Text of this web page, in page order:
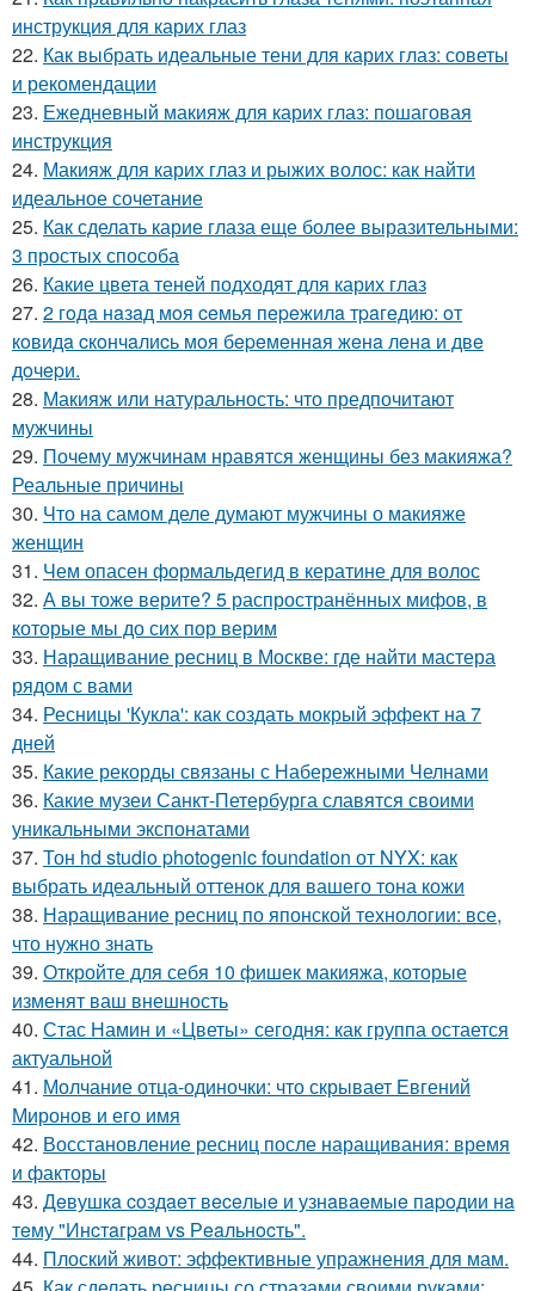
инструкция для карих глаз
22. Как выбрать идеальные тени для карих глаз: советы
и рекомендации
23. Ежедневный макияж для карих глаз: пошаговая
инструкция
24. Макияж для карих глаз и рыжих волос: как найти
идеальное сочетание
25. Как сделать карие глаза еще более выразительными:
3 простых способа
26. Какие цвета теней подходят для карих глаз
27. 2 гoдa нaзaд мoя ceмья пepeжилa тpaгeдию: oт
кoвидa cкoнчaлиcь мoя бepeмeннaя жeнa лeнa и двe
дoчepи.
28. Макияж или натуральность: что предпочитают
мужчины
29. Почему мужчинам нравятся женщины без макияжа?
Реальные причины
30. Что на самом деле думают мужчины о макияже
женщин
31. Чем опасен формальдегид в кератине для волос
32. А вы тоже верите? 5 распространённых мифов, в
которые мы до сих пор верим
33. Наращивание ресниц в Москве: где найти мастера
рядом с вами
34. Ресницы 'Кукла': как создать мокрый эффект на 7
дней
35. Какие рекорды связаны с Набережными Челнами
36. Какие музеи Санкт-Петербурга славятся своими
уникальными экспонатами
37. Тон hd studio photogenic foundation от NYX: как
выбрать идеальный оттенок для вашего тона кожи
38. Наращивание ресниц по японской технологии: все,
что нужно знать
39. Откройте для себя 10 фишек макияжа, которые
изменят ваш внешность
40. Стас Намин и «Цветы» сегодня: как группа остается
актуальной
41. Молчание отца-одиночки: что скрывает Евгений
Миронов и его имя
42. Восстановление ресниц после наращивания: время
и факторы
43. Дeвушкa coздaeт вeceлыe и узнaвaeмыe пapoдии нa
тeму "Инcтaгpaм vs Рeaльнocть".
44. Плоский живот: эффективные упражнения для мам.